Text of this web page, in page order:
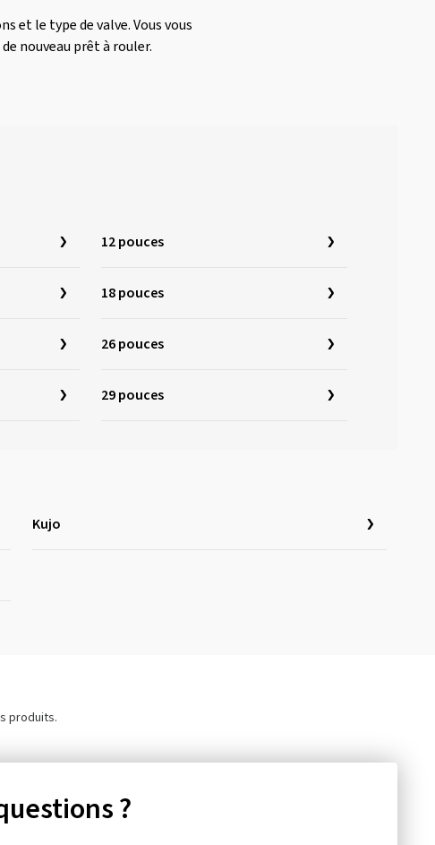
et le type de valve. Vous vous
nouveau prêt à rouler.
12 pouces
18 pouces
26 pouces
29 pouces
Kujo
produits.
?